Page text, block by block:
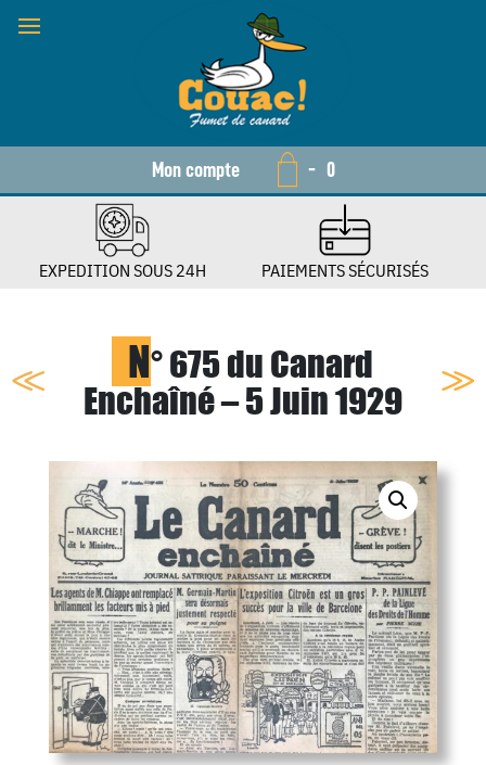
Mon compte - 0
EXPEDITION SOUS 24H PAIEMENTS SÉCURISÉS
N° 675 du Canard
Enchaîné – 5 Juin 1929